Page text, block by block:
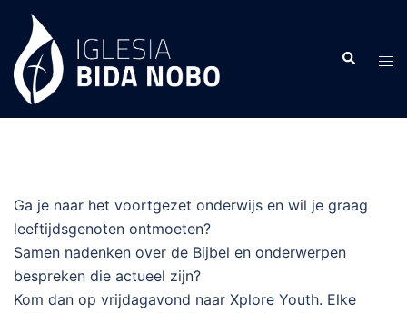
content
Search
Ga je naar het voortgezet onderwijs en wil je graag
leeftijdsgenoten ontmoeten?
Samen nadenken over de Bijbel en onderwerpen
bespreken die actueel zijn?
Kom dan op vrijdagavond naar Xplore Youth. Elke